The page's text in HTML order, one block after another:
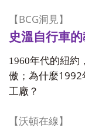
【 BCG洞見】
史溫自行車的
1960年代的紐約
傲；為什麼1992
工廠？
【沃頓在線】